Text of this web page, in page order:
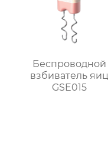
Беспроводной
взбиватель яиц
GSE015